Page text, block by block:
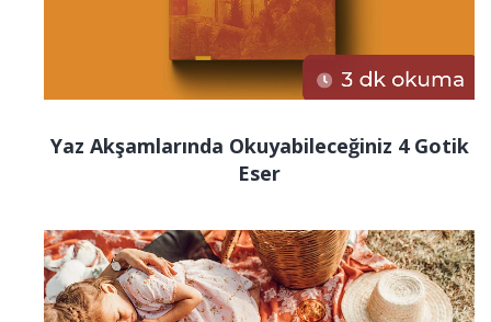
Yaz Akşamlarında Okuyabileceğiniz 4 Gotik
Eser